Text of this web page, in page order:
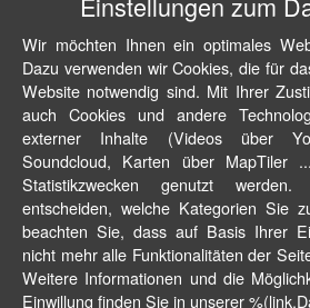
Wir möchten Ihnen ein optimales
Dazu verwenden wir Cookies, die für
Website notwendig sind. Mit Ihrer
auch Cookies und andere
externer Inhalte (Videos über
Soundcloud, Karten über MapTiler
Statistikzwecken genutzt
entscheiden, welche Kategorien Sie
beachten Sie, dass auf Basis Ihrer
nicht mehr alle Funktionalitäten der
Weitere Informationen und die
Einwillung finden Sie in unserer